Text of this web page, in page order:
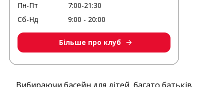
Пн-Пт
7:00-21:30
Сб-Нд
9:00 - 20:00
Більше про клуб